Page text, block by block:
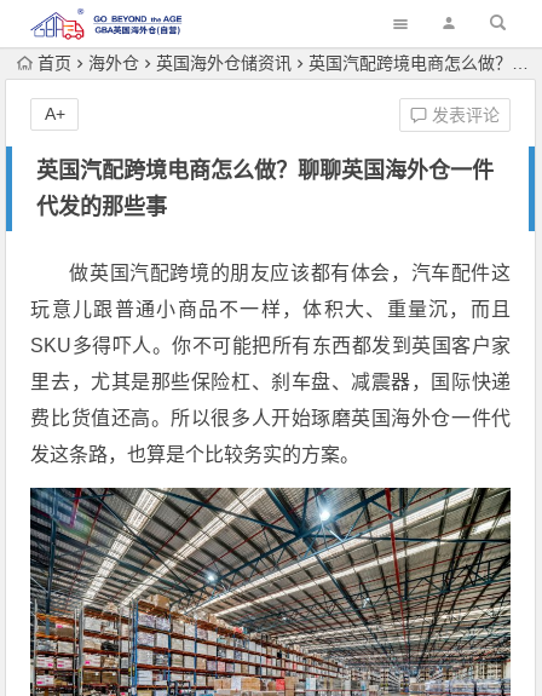
首页 海外仓 英国海外仓储资讯 英国汽配跨境电商怎么做？聊聊英国海外仓一件代发的那些事
英国汽配跨境电商怎么做？聊聊英国海外仓一件
代发的那些事
发表评论
A+
做英国汽配跨境的朋友应该都有体会，汽车配件这
玩意儿跟普通小商品不一样，体积大、重量沉，而且
SKU多得吓人。你不可能把所有东西都发到英国客户家
里去，尤其是那些保险杠、刹车盘、减震器，国际快递
费比货值还高。所以很多人开始琢磨英国海外仓一件代
发这条路，也算是个比较务实的方案。